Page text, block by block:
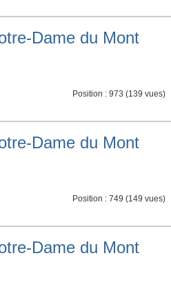
Dame du Mont
Position : 973 (139 vues)
Dame du Mont
Position : 749 (149 vues)
Dame du Mont